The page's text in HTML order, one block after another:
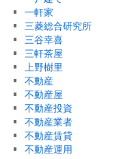
一軒家
三菱総合研究所
三谷幸喜
三軒茶屋
上野樹里
不動産
不動産屋
不動産投資
不動産業者
不動産賃貸
不動産運用